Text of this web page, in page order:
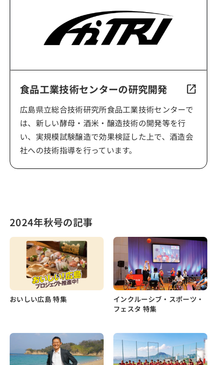
食品工業技術センターの研究開発 open_in_new
広島県立総合技術研究所食品工業技術センターで
は、新しい酵母・酒米・醸造技術の開発等を行
い、実規模試験醸造で効果検証した上で、酒造会
社への技術指導を行っています。
2024年秋号の記事
おいしい広島 特集
インクルーシブ・スポーツ・
フェスタ 特集